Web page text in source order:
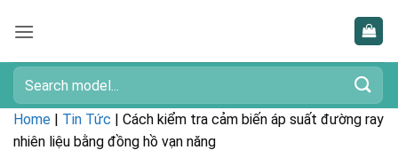
qua
dung
Tìm
kiếm:
Home | Tin Tức | Cách kiểm tra cảm biến áp suất đường ray
nhiên liệu bằng đồng hồ vạn năng